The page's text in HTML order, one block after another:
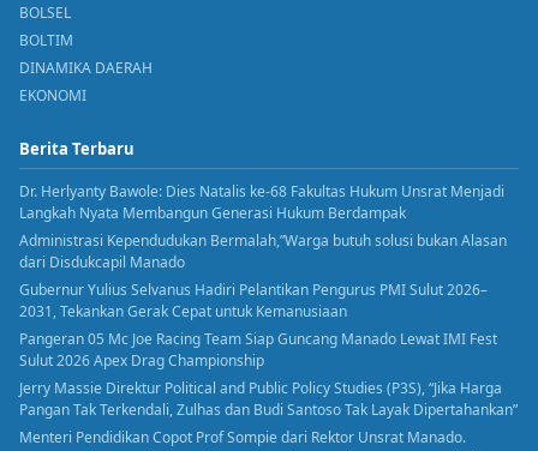
BOLSEL
BOLTIM
DINAMIKA DAERAH
EKONOMI
Berita Terbaru
Dr. Herlyanty Bawole: Dies Natalis ke-68 Fakultas Hukum Unsrat Menjadi
Langkah Nyata Membangun Generasi Hukum Berdampak
Administrasi Kependudukan Bermalah,”Warga butuh solusi bukan Alasan
dari Disdukcapil Manado
Gubernur Yulius Selvanus Hadiri Pelantikan Pengurus PMI Sulut 2026–
2031, Tekankan Gerak Cepat untuk Kemanusiaan
Pangeran 05 Mc Joe Racing Team Siap Guncang Manado Lewat IMI Fest
Sulut 2026 Apex Drag Championship
Jerry Massie Direktur Political and Public Policy Studies (P3S), “Jika Harga
Pangan Tak Terkendali, Zulhas dan Budi Santoso Tak Layak Dipertahankan”
Menteri Pendidikan Copot Prof Sompie dari Rektor Unsrat Manado.